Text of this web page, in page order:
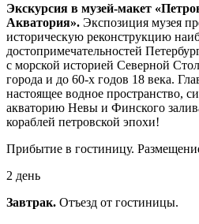
Экскурсия в музей-макет
Акватория». Экспозиция музея
историческую реконструкцию
достопримечательностей
с морской историей Северной
города и до 60-х годов 18 века.
настоящее водное пространство,
акваторию Невы и Финского
кораблей петровской эпохи!
Прибытие в гостиницу.
2 день
Завтрак. Отъезд от гостиницы.